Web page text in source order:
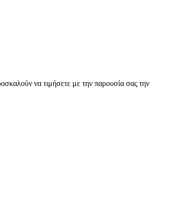
να τιμήσετε με την παρουσία σας την